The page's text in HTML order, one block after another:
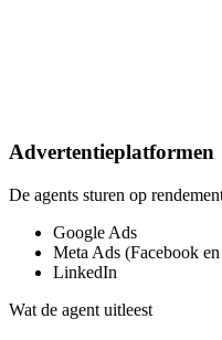
Advertentieplatformen
De agents sturen op
Google Ads
Meta Ads (Facebook
LinkedIn
Wat de agent uitleest